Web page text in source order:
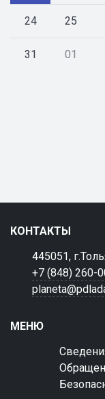
24 25
31 01
КОНТАКТЫ
445051,
+7 (848) 260-
МЕНЮ